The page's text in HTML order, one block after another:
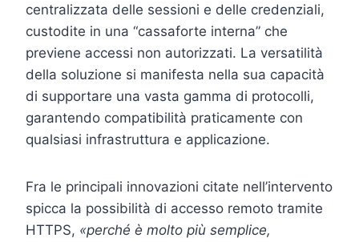
centralizzata delle sessioni e delle credenziali,
custodite in una “cassaforte interna” che
previene accessi non autorizzati. La versatilità
della soluzione si manifesta nella sua capacità
di supportare una vasta gamma di protocolli,
garantendo compatibilità praticamente con
qualsiasi infrastruttura e applicazione.
Fra le principali innovazioni citate nell’intervento
spicca la possibilità di accesso remoto tramite
HTTPS, «perché è molto più semplice,